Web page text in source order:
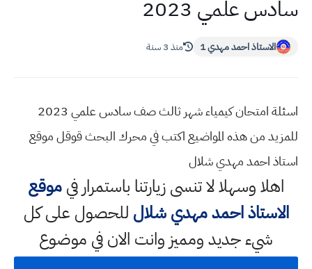
سادس علمي 2023
الاستاذ احمد مهدي 1 منذ 3 سنة
اسئلة امتحان كيمياء شهر ثالث صف سادس علمي 2023
للمزيد من هذه المواضيع اكتب في محرك البحث قوقل موقع
استاذ احمد مهدي شلال
اهلا وسهلالا تنسى زيارتنا باستمرار فيموقع
الاستاذ احمد مهدي شلال للحصول على كل
شيء جديد ومميز وانت الان في موضوع